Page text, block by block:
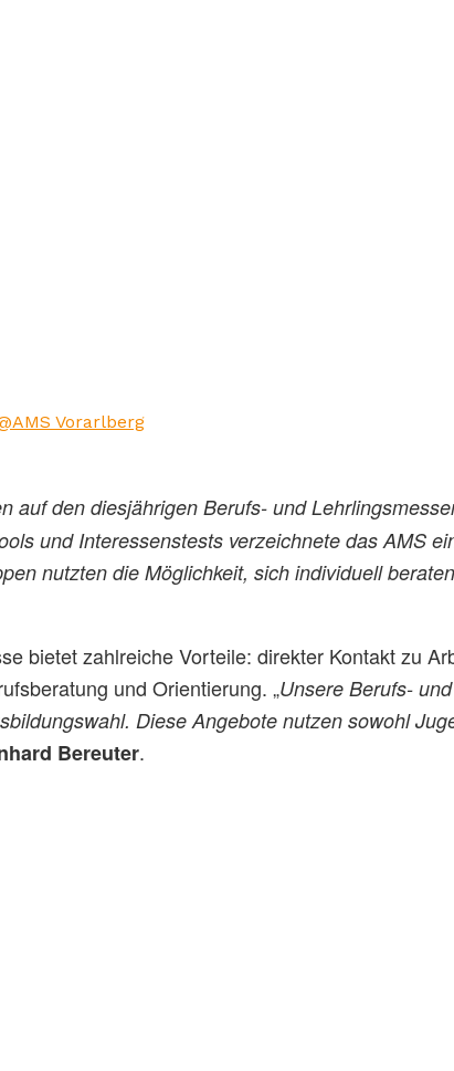
Vorarlberg
auf den diesjährigen Berufs- und
und Interessenstests verzeichnete das AMS
nutzten die Möglichkeit, sich individuell
bietet zahlreiche Vorteile: direkter Kontakt zu
und Orientierung. „Unsere Berufs-
Diese Angebote nutzen sowohl
Bereuter.